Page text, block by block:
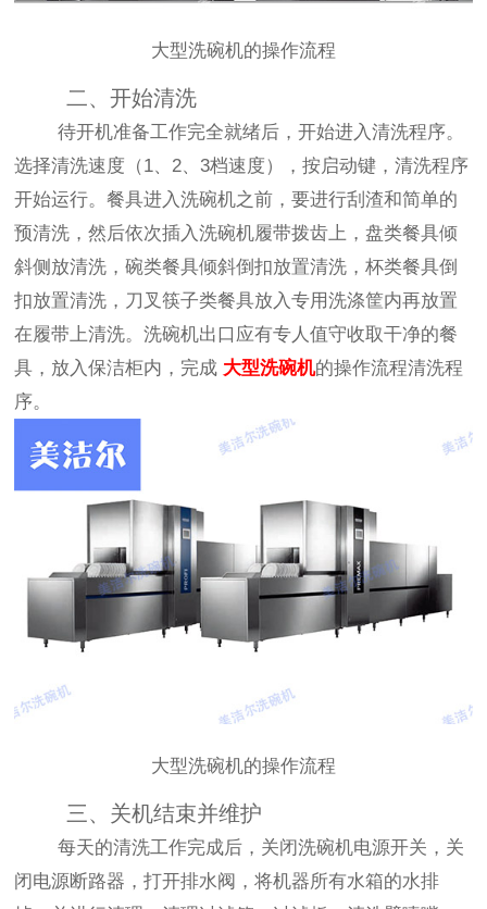
大型洗碗机的操作流程
二、开始清洗
待开机准备工作完全就绪后，开始进入清洗程序。
选择清洗速度（1、2、3档速度），按启动键，清洗程序
开始运行。餐具进入洗碗机之前，要进行刮渣和简单的
预清洗，然后依次插入洗碗机履带拨齿上，盘类餐具倾
斜侧放清洗，碗类餐具倾斜倒扣放置清洗，杯类餐具倒
扣放置清洗，刀叉筷子类餐具放入专用洗涤筐内再放置
在履带上清洗。洗碗机出口应有专人值守收取干净的餐
具，放入保洁柜内，完成 大型洗碗机的操作流程清洗程
序。
大型洗碗机的操作流程
三、关机结束并维护
每天的清洗工作完成后，关闭洗碗机电源开关，关
闭电源断路器，打开排水阀，将机器所有水箱的水排